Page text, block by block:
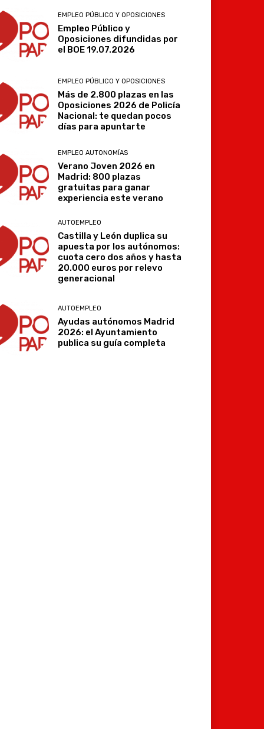
EMPLEO PÚBLICO Y OPOSICIONES
Empleo Público y
Oposiciones difundidas por
el BOE 19.07.2026
EMPLEO PÚBLICO Y OPOSICIONES
Más de 2.800 plazas en las
Oposiciones 2026 de Policía
Nacional: te quedan pocos
días para apuntarte
EMPLEO AUTONOMÍAS
Verano Joven 2026 en
Madrid: 800 plazas
gratuitas para ganar
experiencia este verano
AUTOEMPLEO
Castilla y León duplica su
apuesta por los autónomos:
cuota cero dos años y hasta
20.000 euros por relevo
generacional
AUTOEMPLEO
Ayudas autónomos Madrid
2026: el Ayuntamiento
publica su guía completa